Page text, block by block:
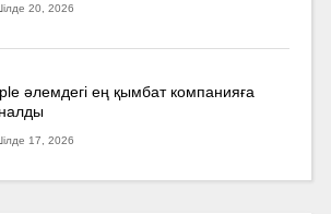
20, 2026
әлемдегі ең қымбат компанияға
17, 2026